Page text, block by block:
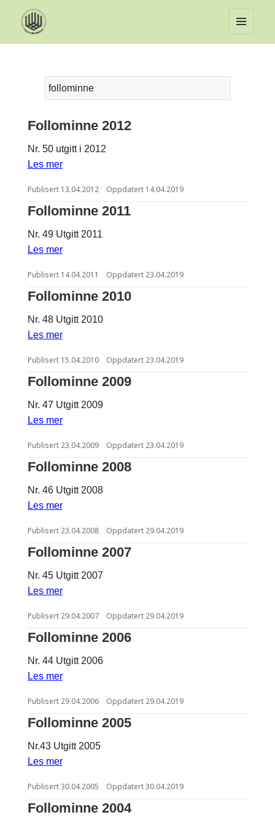
MENY
Søk
etter:
Follominne 2012
Nr. 50 utgitt i 2012
Les mer
Publisert 13.04.2012 Oppdatert 14.04.2019
Follominne 2011
Nr. 49 Utgitt 2011
Les mer
Publisert 14.04.2011 Oppdatert 23.04.2019
Follominne 2010
Nr. 48 Utgitt 2010
Les mer
Publisert 15.04.2010 Oppdatert 23.04.2019
Follominne 2009
Nr. 47 Utgitt 2009
Les mer
Publisert 23.04.2009 Oppdatert 23.04.2019
Follominne 2008
Nr. 46 Utgitt 2008
Les mer
Publisert 23.04.2008 Oppdatert 29.04.2019
Follominne 2007
Nr. 45 Utgitt 2007
Les mer
Publisert 29.04.2007 Oppdatert 29.04.2019
Follominne 2006
Nr. 44 Utgitt 2006
Les mer
Publisert 29.04.2006 Oppdatert 29.04.2019
Follominne 2005
Nr.43 Utgitt 2005
Les mer
Publisert30.04.2005 Oppdatert30.04.2019
Follominne 2004